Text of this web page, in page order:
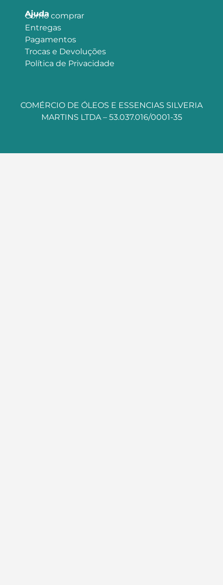
Ajuda
Como comprar
Entregas
Pagamentos
Trocas e Devoluções
Política de Privacidade
COMÉRCIO DE ÓLEOS E ESSENCIAS SILVERIA
MARTINS LTDA – 53.037.016/0001-35